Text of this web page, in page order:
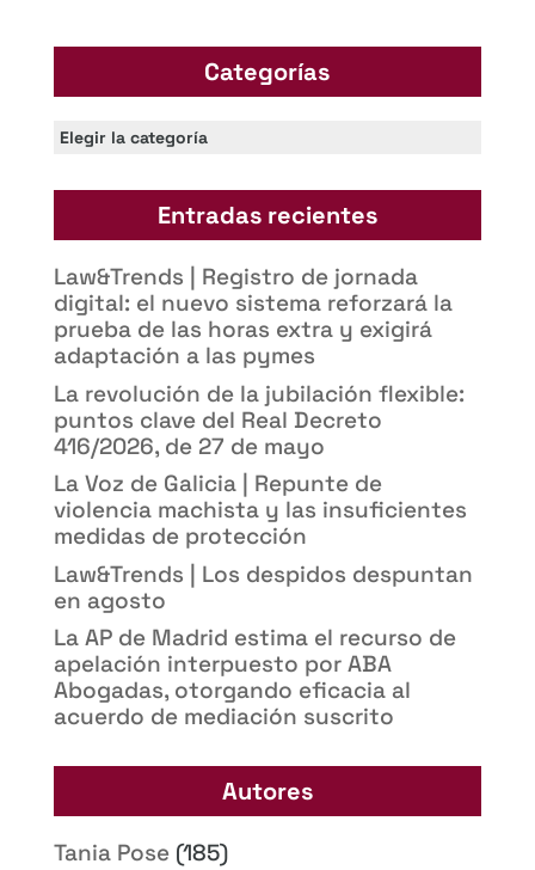
Categorías
Categorías
Entradas recientes
Law&Trends | Registro de jornada
digital: el nuevo sistema reforzará la
prueba de las horas extra y exigirá
adaptación a las pymes
La revolución de la jubilación flexible:
puntos clave del Real Decreto
416/2026, de 27 de mayo
La Voz de Galicia | Repunte de
violencia machista y las insuficientes
medidas de protección
Law&Trends | Los despidos despuntan
en agosto
La AP de Madrid estima el recurso de
apelación interpuesto por ABA
Abogadas, otorgando eficacia al
acuerdo de mediación suscrito
Autores
Tania Pose(185)